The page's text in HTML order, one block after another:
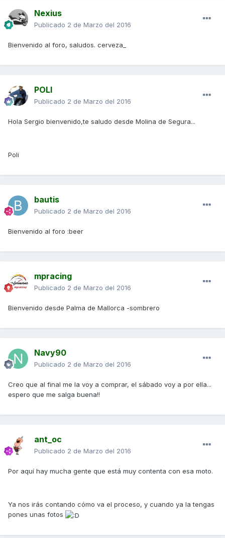
Nexius
Publicado 2 de Marzo del 2016
Bienvenido al foro, saludos. cerveza_
POLI
Publicado 2 de Marzo del 2016
Hola Sergio bienvenido,te saludo desde Molina de Segura...
Poli
bautis
Publicado 2 de Marzo del 2016
Bienvenido al foro :beer
mpracing
Publicado 2 de Marzo del 2016
Bienvenido desde Palma de Mallorca -sombrero
Navy90
Publicado 2 de Marzo del 2016
Creo que al final me la voy a comprar, el sábado voy a por ella...
espero que me salga buena!!
ant_oc
Publicado 2 de Marzo del 2016
Por aquí hay mucha gente que está muy contenta con esa moto.
Ya nos irás contando cómo va el proceso, y cuando ya la tengas
pones unas fotos